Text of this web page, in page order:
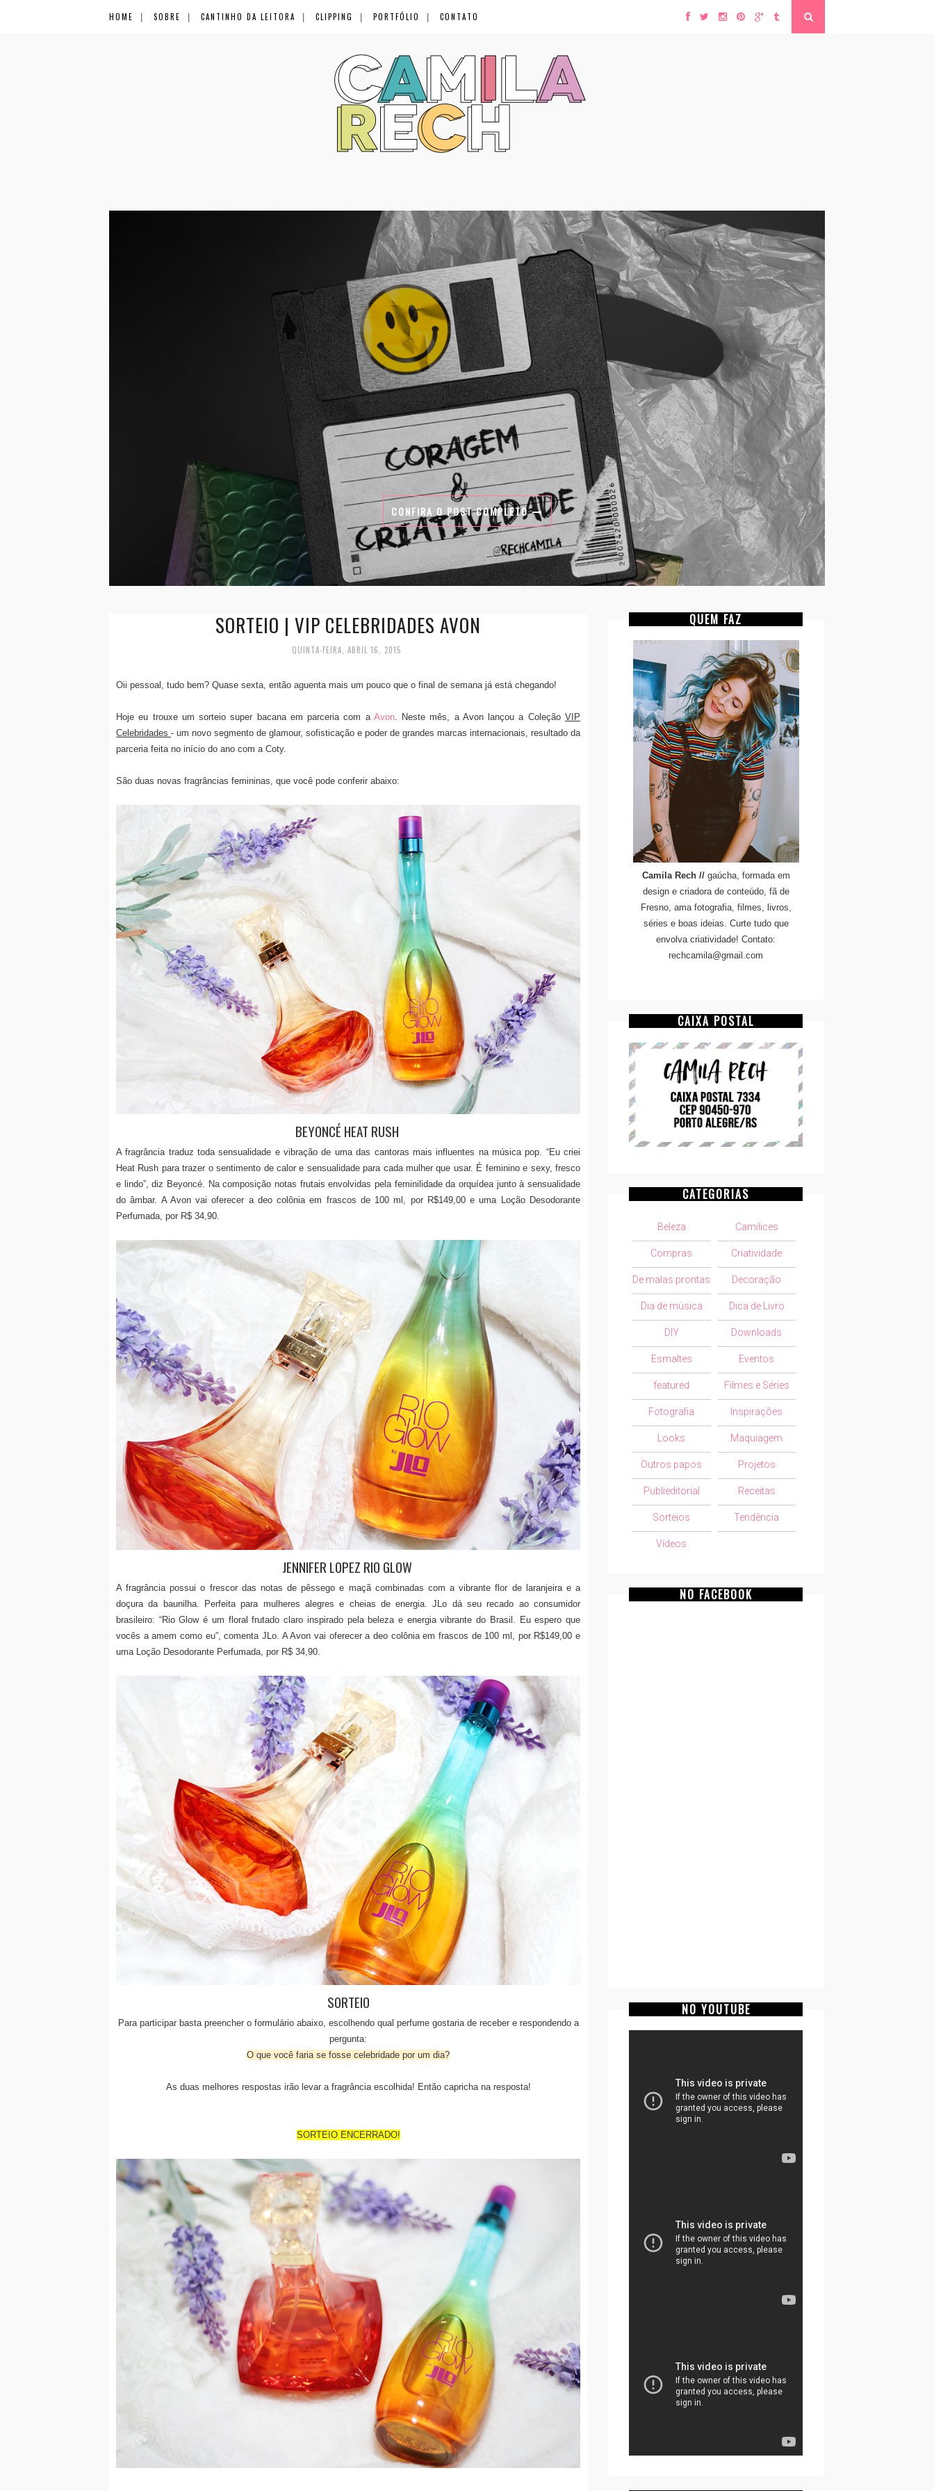
HOME SOBRE CANTINHO DA LEITORA CLIPPING PORTFÓLIO CONTATO
CONFIRA O POST COMPLETO
SORTEIO | VIP CELEBRIDADES AVON
QUINTA-FEIRA, ABRIL 16, 2015
Oii pessoal, tudo bem? Quase sexta, então aguenta mais um pouco que o final de semana já está chegando!
Hoje eu trouxe um sorteio super bacana em parceria com a Avon. Neste mês, a Avon lançou a ColeçãoVIP
Celebridades - um novo segmento de glamour, sofisticação e poder de grandes marcas internacionais, resultado da
parceria feita no início do ano com a Coty.
São duas novas fragrâncias femininas, que você pode conferir abaixo:
BEYONCÉ HEAT RUSH
A fragrância traduz toda sensualidade e vibração de uma das cantoras mais influentes na música pop. “Eu criei
Heat Rush para trazer o sentimento de calor e sensualidade para cada mulher que usar. É feminino e sexy, fresco
e lindo”, diz Beyoncé. Na composição notas frutais envolvidas pela feminilidade da orquídea junto à sensualidade
do âmbar. A Avon vai oferecer a deo colônia em frascos de 100 ml, por R$149,00 e uma Loção Desodorante
Perfumada, por R$ 34,90.
JENNIFER LOPEZ RIO GLOW
A fragrância possui o frescor das notas de pêssego e maçã combinadas com a vibrante flor de laranjeira e a
doçura da baunilha. Perfeita para mulheres alegres e cheias de energia. JLo dá seu recado ao consumidor
brasileiro: “Rio Glow é um floral frutado claro inspirado pela beleza e energia vibrante do Brasil. Eu espero que
vocês a amem como eu”, comenta JLo. A Avon vai oferecer a deo colônia em frascos de 100 ml, por R$149,00 e
uma Loção Desodorante Perfumada, por R$ 34,90.
SORTEIO
Para participar basta preencher o formulário abaixo, escolhendo qual perfume gostaria de receber e respondendo a
pergunta:
O que você faria se fosse celebridade por um dia?
As duas melhores respostas irão levar a fragrância escolhida! Então capricha na resposta!
SORTEIO ENCERRADO!
QUEM FAZ
Camila Rech // gaúcha, formada em
design e criadora de conteúdo, fã de
Fresno, ama fotografia, filmes, livros,
séries e boas ideias. Curte tudo que
envolva criatividade! Contato:
rechcamila@gmail.com
CAIXA POSTAL
CATEGORIAS
Beleza Camilices
Compras Criatividade
De malas prontas Decoração
Dia de música Dica de Livro
DIY Downloads
Esmaltes Eventos
featured Filmes e Séries
Fotografia Inspirações
Looks Maquiagem
Outros papos Projetos
Publieditorial Receitas
Sorteios Tendência
Vídeos
NO FACEBOOK
NO YOUTUBE